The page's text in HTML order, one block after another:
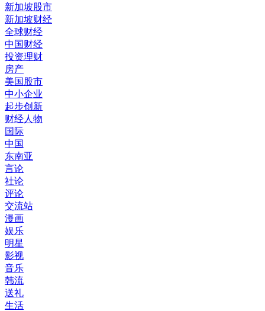
新加坡股市
新加坡财经
全球财经
中国财经
投资理财
房产
美国股市
中小企业
起步创新
财经人物
国际
中国
东南亚
言论
社论
评论
交流站
漫画
娱乐
明星
影视
音乐
韩流
送礼
生活